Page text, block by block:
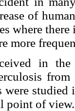
of
where
more
in
were
point of view.